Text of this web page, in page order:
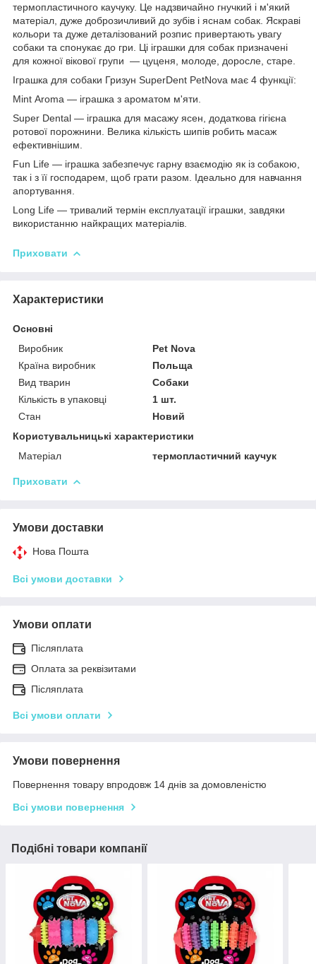
термопластичного каучуку. Це надзвичайно гнучкий і м'який
матеріал, дуже доброзичливий до зубів і яснам собак. Яскраві
кольори та дуже деталізований розпис привертають увагу
собаки та спонукає до гри. Ці іграшки для собак призначені
для кожної вікової групи — цуценя, молоде, доросле, старе.
Іграшка для собаки Гризун SuperDent PetNova має 4 функції:
Mint Aroma — іграшка з ароматом м'яти.
Super Dental — іграшка для масажу ясен, додаткова гігієна
ротової порожнини. Велика кількість шипів робить масаж
ефективнішим.
Fun Life — іграшка забезпечує гарну взаємодію як із собакою,
так і з її господарем, щоб грати разом. Ідеально для навчання
апортування.
Long Life — тривалий термін експлуатації іграшки, завдяки
використанню найкращих матеріалів.
Приховати
Характеристики
Основні
Виробник
Pet Nova
Країна виробник
Польща
Вид тварин
Собаки
Кількість в упаковці
1 шт.
Стан
Новий
Користувальницькі характеристики
Матеріал
термопластичний каучук
Приховати
Умови доставки
Нова Пошта
Всі умови доставки
Умови оплати
Післяплата
Оплата за реквізитами
Післяплата
Всі умови оплати
Умови повернення
Повернення товару впродовж 14 днів за домовленістю
Всі умови повернення
Подібні товари компанії